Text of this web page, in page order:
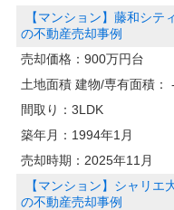
【マンション】藤和シテ
の不動産売却事例
売却価格： 900万円台
土地面積 建物/専有面積：
間取り： 3LDK
築年月： 1994年1月
売却時期： 2025年11月
【マンション】シャリエ
の不動産売却事例